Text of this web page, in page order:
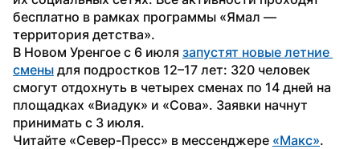
бесплатно в рамках программы «Ямал —
территория детства».
В Новом Уренгое с 6 июля запустят новые летние
смены для подростков 12–17 лет: 320 человек
смогут отдохнуть в четырех сменах по 14 дней на
площадках «Виадук» и «Сова». Заявки начнут
принимать с 3 июля.
Читайте «Север-Пресс» в мессенджере «Макс».